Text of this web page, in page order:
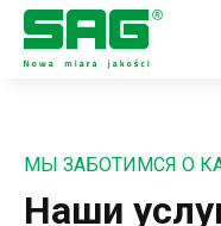
МЫ ЗАБОТИМСЯ О
Наши